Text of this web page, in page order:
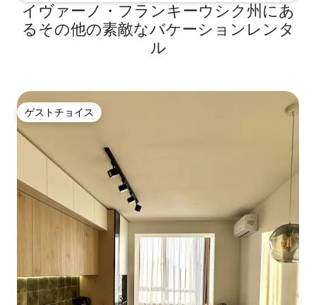
イヴァーノ・フランキーウシク州にあ
るその他の素敵なバケーションレンタ
ル
ゲストチョイス
ゲストチョイス